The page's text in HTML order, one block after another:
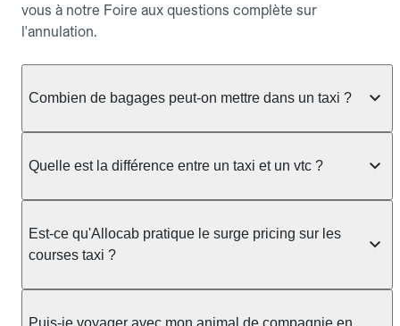
vous à notre Foire aux questions complète sur
l'annulation.
Combien de bagages peut-on mettre dans un taxi ?
taxi berline accueille en général jusqu'à 3 bagages
ou nombreux, précisez-le dans le champ "Message
au chauffeur" lors de la réservation. Le prix n'est
pas impacté par le nombre de bagages.
Quelle est la différence entre un taxi et un vtc ?
prendre en charge directement dans la rue, à une
station ou sur réservation, avec un tarif au
réservation et propose un prix fixe annoncé à
l'avance. Chez Allocab, réservez facilement votre
Est-ce qu'Allocab pratique le surge pricing sur les
courses taxi ?
réglementation préfectorale et suit un barème
Puis-je voyager avec mon animal de compagnie en